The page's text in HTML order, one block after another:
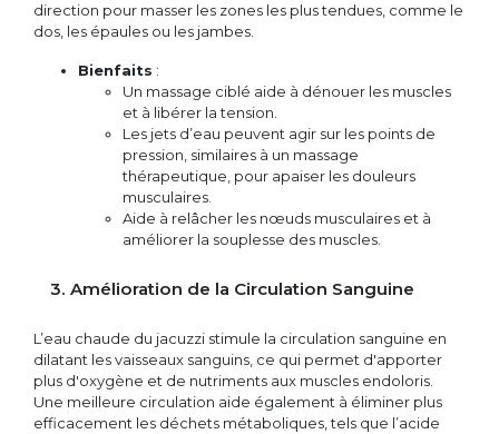
direction pour masser les zones les plus tendues, comme le
dos, les épaules ou les jambes.
Bienfaits :
Un massage ciblé aide à dénouer les muscles
et à libérer la tension.
Les jets d’eau peuvent agir sur les points de
pression, similaires à un massage
thérapeutique, pour apaiser les douleurs
musculaires.
Aide à relâcher les nœuds musculaires et à
améliorer la souplesse des muscles.
3. Amélioration de la Circulation Sanguine
L’eau chaude du jacuzzi stimule la circulation sanguine en
dilatant les vaisseaux sanguins, ce qui permet d'apporter
plus d'oxygène et de nutriments aux muscles endoloris.
Une meilleure circulation aide également à éliminer plus
efficacement les déchets métaboliques, tels que l’acide